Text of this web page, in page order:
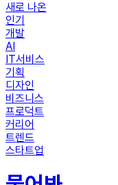
새로 나온
인기
개발
AI
IT서비스
기획
디자인
비즈니스
프로덕트
커리어
트렌드
스타트업